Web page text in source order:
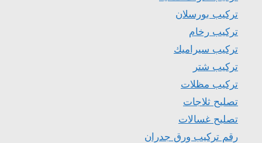
تركيب بورسلان
تركيب رخام
تركيب سيراميك
تركيب شتر
تركيب مظلات
تصليح ثلاجات
تصليح غسالات
رقم تركيب ورق جدران